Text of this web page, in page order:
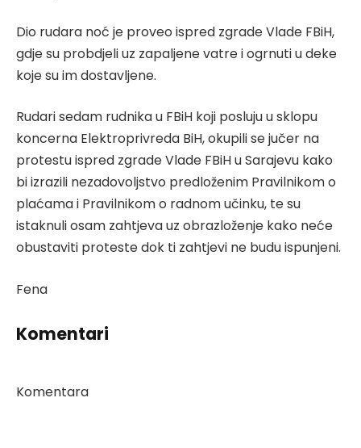
Dio rudara noć je proveo ispred zgrade Vlade FBiH,
gdje su probdjeli uz zapaljene vatre i ogrnuti u deke
koje su im dostavljene.
Rudari sedam rudnika u FBiH koji posluju u sklopu
koncerna Elektroprivreda BiH, okupili se jučer na
protestu ispred zgrade Vlade FBiH u Sarajevu kako
bi izrazili nezadovoljstvo predloženim Pravilnikom o
plaćama i Pravilnikom o radnom učinku, te su
istaknuli osam zahtjeva uz obrazloženje kako neće
obustaviti proteste dok ti zahtjevi ne budu ispunjeni.
Fena
Komentari
Komentara